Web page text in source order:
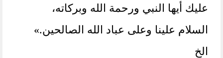
عليك أيها النبي ورحمة الله وبركاته،‏‏‏‏
السلام علينا وعلى عباد الله الصالحين‏.‏»
الخ